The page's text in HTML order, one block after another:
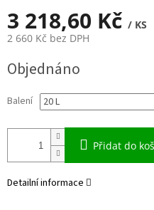
3 218,60 Kč / KS
2 660 Kč bez DPH
cena:
Objednáno
Balení
Přidat do
Detailní informace